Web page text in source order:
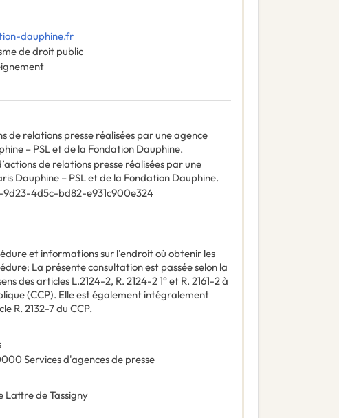
dauphine.fr
de droit public
de relations presse réalisées par une agence
– PSL et de la Fondation Dauphine.
de relations presse réalisées par une
Dauphine – PSL et de la Fondation Dauphine.
9d23-4d5c-bd82-e931c900e324
et informations sur l'endroit où obtenir les
: La présente consultation est passée selon la
des articles L.2124-2, R. 2124-2 1° et R. 2161-2 à
(CCP). Elle est également intégralement
R. 2132-7 du CCP.
Services d'agences de presse
Lattre de Tassigny